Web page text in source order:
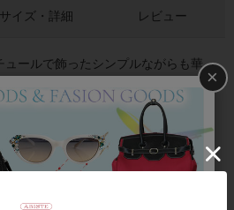
ュールで飾ったシンプルながらも華
にあしらったアクセントのパールボ
にかけて広がるデザインなので、華
してくれます。透け感はないので一
で、秋の深まりから冬にかけては
く着られます。
寄不可】商品です。紙袋やラッピ
サイズ・詳細 レビュー
×